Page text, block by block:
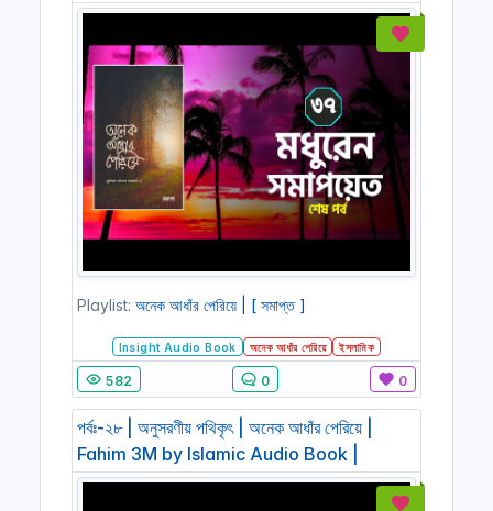
Playlist: অনেক আধাঁর পেরিয়ে | [ সমাপ্ত ]
Insight Audio Book অনেক আধাঁর পেরিয়ে ইসলামিক
582 0 0
পর্বঃ-২৮ | অনুসরণীয় পথিকৃৎ | অনেক আধাঁর পেরিয়ে |
Fahim 3M by Islamic Audio Book |